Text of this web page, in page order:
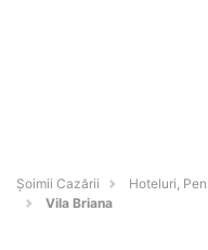
Șoimii Cazării
Hoteluri,
Vila Briana